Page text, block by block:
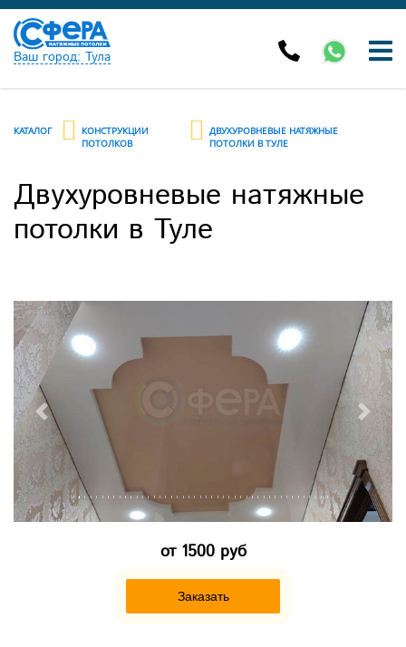
Ваш город: Тула
КАТАЛОГ
КОНСТРУКЦИИ
ПОТОЛКОВ
ДВУХУРОВНЕВЫЕ НАТЯЖНЫЕ
ПОТОЛКИ В ТУЛЕ
Двухуровневые натяжные
потолки в Туле
Previous Next
от 1500 руб
Заказать